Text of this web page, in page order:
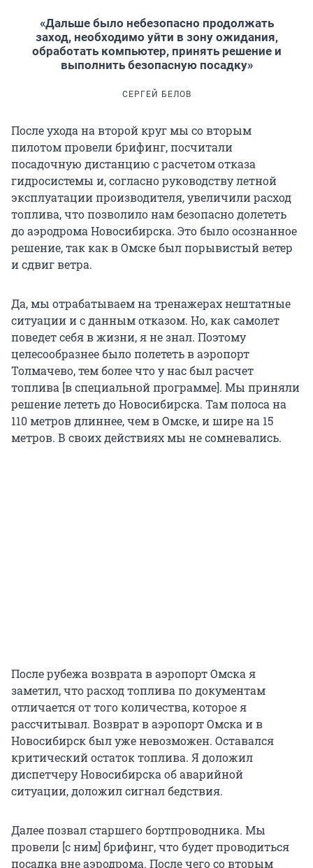
«Дальше было небезопасно продолжать
заход, необходимо уйти в зону ожидания,
обработать компьютер, принять решение и
выполнить безопасную посадку»
СЕРГЕЙ БЕЛОВ
После ухода на второй круг мы со вторым
пилотом провели брифинг, посчитали
посадочную дистанцию с расчетом отказа
гидросистемы и, согласно руководству летной
эксплуатации производителя, увеличили расход
топлива, что позволило нам безопасно долететь
до аэродрома Новосибирска. Это было осознанное
решение, так как в Омске был порывистый ветер
и сдвиг ветра.
Да, мы отрабатываем на тренажерах нештатные
ситуации и с данным отказом. Но, как самолет
поведет себя в жизни, я не знал. Поэтому
целесообразнее было полететь в аэропорт
Толмачево, тем более что у нас был расчет
топлива [в специальной программе]. Мы приняли
решение лететь до Новосибирска. Там полоса на
110 метров длиннее, чем в Омске, и шире на 15
метров. В своих действиях мы не сомневались.
После рубежа возврата в аэропорт Омска я
заметил, что расход топлива по документам
отличается от того количества, которое я
рассчитывал. Возврат в аэропорт Омска и в
Новосибирск был уже невозможен. Оставался
критический остаток топлива. Я доложил
диспетчеру Новосибирска об аварийной
ситуации, доложил сигнал бедствия.
Далее позвал старшего бортпроводника. Мы
провели [с ним] брифинг, что будет проводиться
посадка вне аэродрома. После чего со вторым